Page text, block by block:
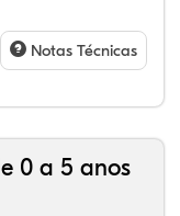
Notas Técnicas
0 a 5 anos